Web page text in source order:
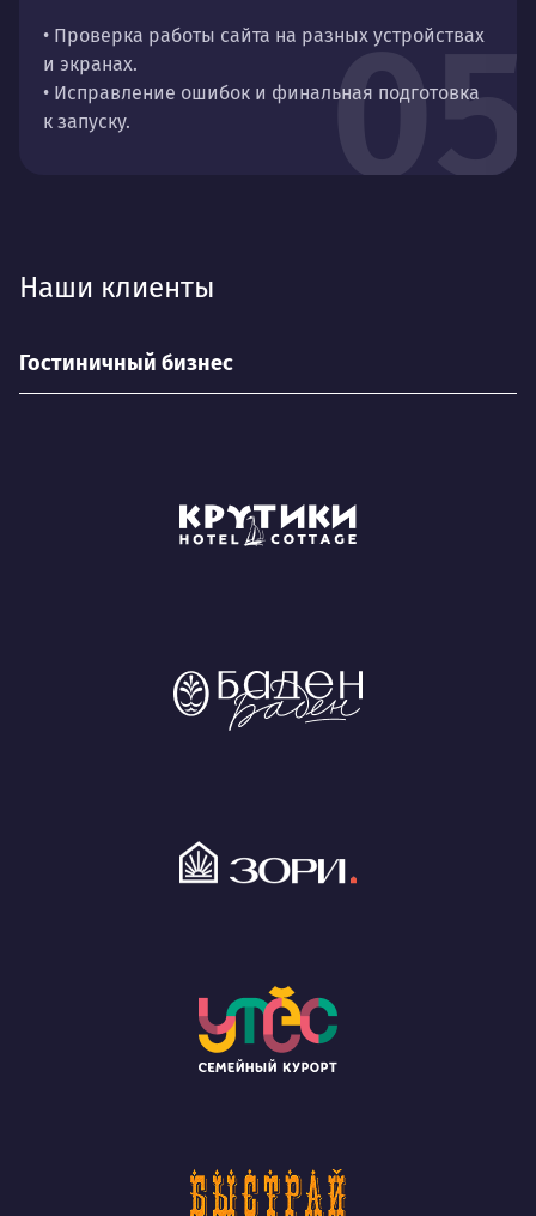
05
• Проверка работы сайта на разных устройствах
и экранах.
• Исправление ошибок и финальная подготовка
к запуску.
Наши клиенты
Гостиничный бизнес